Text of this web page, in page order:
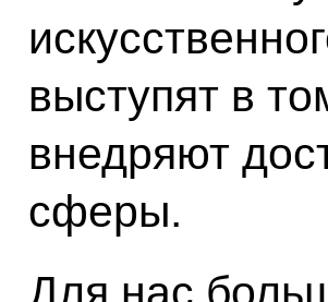
выступят в
внедряют
сферы.
Для нас